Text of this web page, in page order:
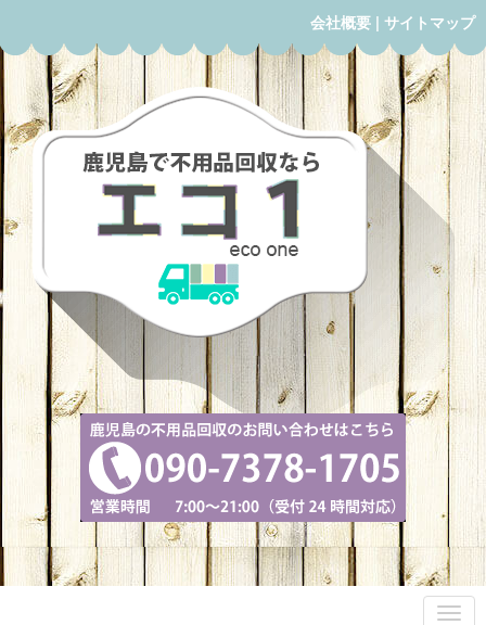
会社概要 | サイトマップ